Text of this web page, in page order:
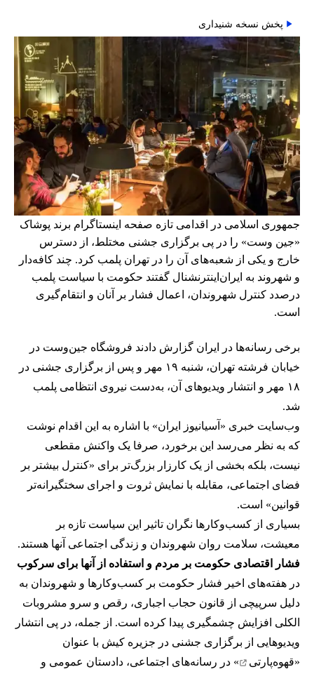
پخش نسخه شنیداری
جمهوری اسلامی در اقدامی تازه صفحه اینستاگرام برند پوشاک
«جین وست» را در پی برگزاری جشنی مختلط، از دسترس
خارج و یکی از شعبه‌های آن را در تهران پلمب کرد. چند کافه‌‌دار
و شهروند به ایران‌اینترنشنال گفتند حکومت با سیاست پلمب
درصدد کنترل شهروندان، اعمال فشار بر آنان و انتقام‌گیری
است.
برخی رسانه‌ها در ایران گزارش دادند فروشگاه جین‌وست در
خیابان فرشته تهران، شنبه ۱۹ مهر و پس از برگزاری جشنی در
۱۸ مهر و انتشار ویدیوهای آن، به‌دست نیروی انتظامی پلمب
شد.
وب‌سایت خبری «آسیانیوز ایران» با اشاره به این اقدام نوشت
که به نظر می‌رسد این برخورد، صرفا یک واکنش مقطعی
نیست، بلکه بخشی از یک کارزار بزرگ‌تر برای «کنترل بیشتر بر
فضای اجتماعی، مقابله با نمایش ثروت و اجرای سختگیرانه‌تر
قوانین» است.
بسیاری از کسب‌وکارها نگران تاثیر این سیاست‌ تازه بر
معیشت، سلامت روان شهروندان و زندگی اجتماعی آنها هستند.
فشار اقتصادی حکومت بر مردم و استفاده از آنها برای سرکوب
در هفته‌های اخیر فشار حکومت بر کسب‌وکارها و شهروندان به
دلیل سرپیچی از قانون حجاب اجباری، رقص و سرو مشروبات
الکلی افزایش چشمگیری پیدا کرده است. از جمله، در پی انتشار
ویدیوهایی از برگزاری جشنی در جزیره کیش با عنوان
«قهوه‌پارتی » در رسانه‌های اجتماعی، دادستان عمومی و